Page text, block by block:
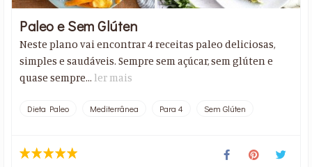
Paleo e Sem Glúten
Neste plano vai encontrar 4 receitas paleo deliciosas,
simples e saudáveis. Sempre sem açúcar, sem glúten e
quase sempre...ler mais
Dieta Paleo Mediterrânea Para 4 Sem Glúten